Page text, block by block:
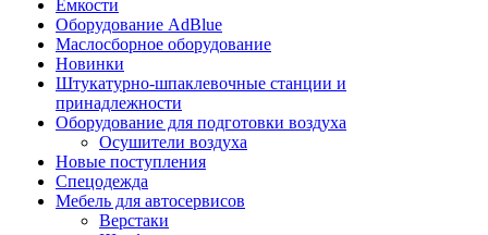
Емкости
Оборудование AdBlue
Маслосборное оборудование
Новинки
Штукатурно-шпаклевочные станции и
принадлежности
Оборудование для подготовки воздуха
Осушители воздуха
Новые поступления
Спецодежда
Мебель для автосервисов
Верстаки